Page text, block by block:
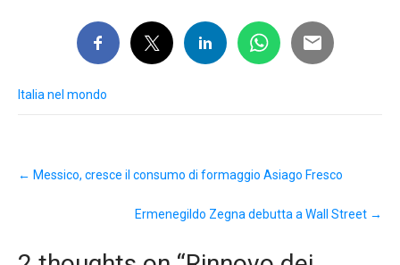
Italia nel mondo
navigation
← Messico, cresce il consumo di formaggio Asiago Fresco
Ermenegildo Zegna debutta a Wall Street →